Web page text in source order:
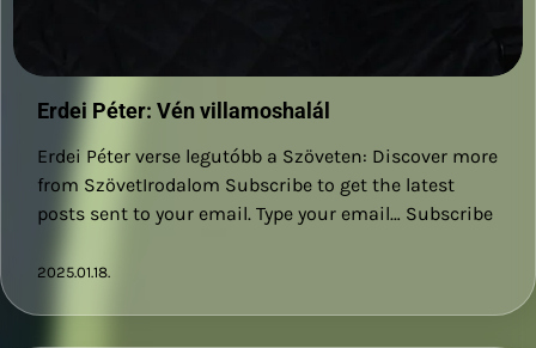
Erdei Péter: Vén villamoshalál
Erdei Péter verse legutóbb a Szöveten: Discover more
from SzövetIrodalom Subscribe to get the latest
posts sent to your email. Type your email… Subscribe
2025.01.18.